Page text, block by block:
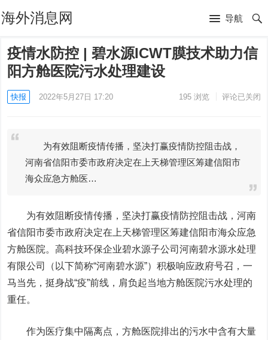
海外消息网 导航
疫情水防控 | 碧水源ICWT膜技术助力信
阳方舱医院污水处理建设
快报 2022年5月27日 17:20 195浏览 评论已关闭
为有效阻断疫情传播，坚决打赢疫情防控阻击战，
河南省信阳市委市政府决定在上天梯管理区筹建信阳市
海众应急方舱医…
为有效阻断疫情传播，坚决打赢疫情防控阻击战，河南
省信阳市委市政府决定在上天梯管理区筹建信阳市海众应急
方舱医院。高科技环保企业碧水源子公司河南碧水源水处理
有限公司（以下简称“河南碧水源”）积极响应政府号召，一
马当先，挺身战“疫”前线，肩负起当地方舱医院污水处理的
重任。
作为医疗集中隔离点，方舱医院排出的污水中含有大量